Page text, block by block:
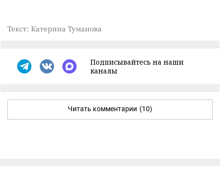
Текст: Катерина Туманова
Подписывайтесь на наши
каналы
Читать комментарии (10)